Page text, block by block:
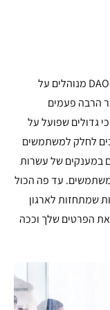
״התחום פתוח למניפולציות והונאות. ארגוני ה-DAO מנוהלים על
הרבה פעמים
גדולים שפועל על
לחלק למשתמשים
במענקים של עשרות
עד פה הכול
שמתחזות לארגון
הפרטים שלך וככה